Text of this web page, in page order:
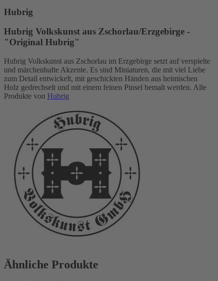
Hubrig
Hubrig Volkskunst aus Zschorlau/Erzgebirge -
"Original Hubrig"
Hubrig Volkskunst aus Zschorlau im Erzgebirge setzt auf verspielte
und märchenhafte Akzente. Es sind Miniaturen, die mit viel Liebe
zum Detail entwickelt, mit geschickten Händen aus heimischen
Holz gedrechselt und mit einem feinen Pinsel bemalt werden. Alle
Produkte von Hubrig
Ähnliche Produkte